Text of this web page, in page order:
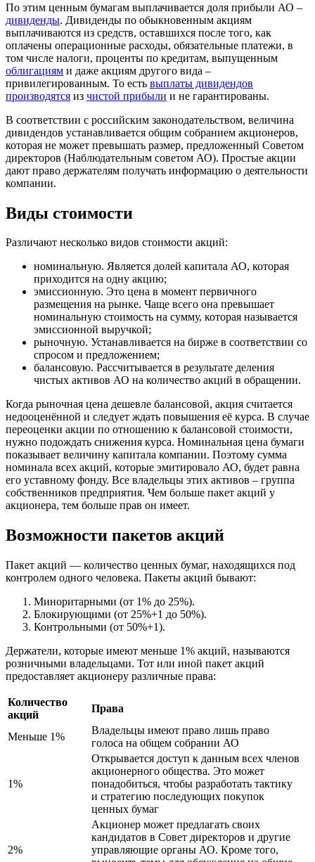
По этим ценным бумагам выплачивается доля прибыли АО –
дивиденды. Дивиденды по обыкновенным акциям
выплачиваются из средств, оставшихся после того, как
оплачены операционные расходы, обязательные платежи, в
том числе налоги, проценты по кредитам, выпущенным
облигациям и даже акциям другого вида –
привилегированным. То есть выплаты дивидендов
производятся из чистой прибыли и не гарантированы.
В соответствии с российским законодательством, величина
дивидендов устанавливается общим собранием акционеров,
которая не может превышать размер, предложенный Советом
директоров (Наблюдательным советом АО). Простые акции
дают право держателям получать информацию о деятельности
компании.
Виды стоимости
Различают несколько видов стоимости акций:
номинальную. Является долей капитала АО, которая
приходится на одну акцию;
эмиссионную. Это цена в момент первичного
размещения на рынке. Чаще всего она превышает
номинальную стоимость на сумму, которая называется
эмиссионной выручкой;
рыночную. Устанавливается на бирже в соответствии со
спросом и предложением;
балансовую. Рассчитывается в результате деления
чистых активов АО на количество акций в обращении.
Когда рыночная цена дешевле балансовой, акция считается
недооценённой и следует ждать повышения её курса. В случае
переоценки акции по отношению к балансовой стоимости,
нужно подождать снижения курса. Номинальная цена бумаги
показывает величину капитала компании. Поэтому сумма
номинала всех акций, которые эмитировало АО, будет равна
его уставному фонду. Все владельцы этих активов – группа
собственников предприятия. Чем больше пакет акций у
акционера, тем больше прав он имеет.
Возможности пакетов акций
Пакет акций — количество ценных бумаг, находящихся под
контролем одного человека. Пакеты акций бывают:
Миноритарными (от 1% до 25%).
Блокирующими (от 25%+1 до 50%).
Контрольными (от 50%+1).
Держатели, которые имеют меньше 1% акций, называются
розничными владельцами. Тот или иной пакет акций
предоставляет акционеру различные права:
Количество
акций
Права
Меньше 1%
Владельцы имеют право лишь право
голоса на общем собрании АО
1%
Открывается доступ к данным всех членов
акционерного общества. Это может
понадобиться, чтобы разработать тактику
и стратегию последующих покупок
ценных бумаг
2%
Акционер может предлагать своих
кандидатов в Совет директоров и другие
управляющие органы АО. Кроме того,